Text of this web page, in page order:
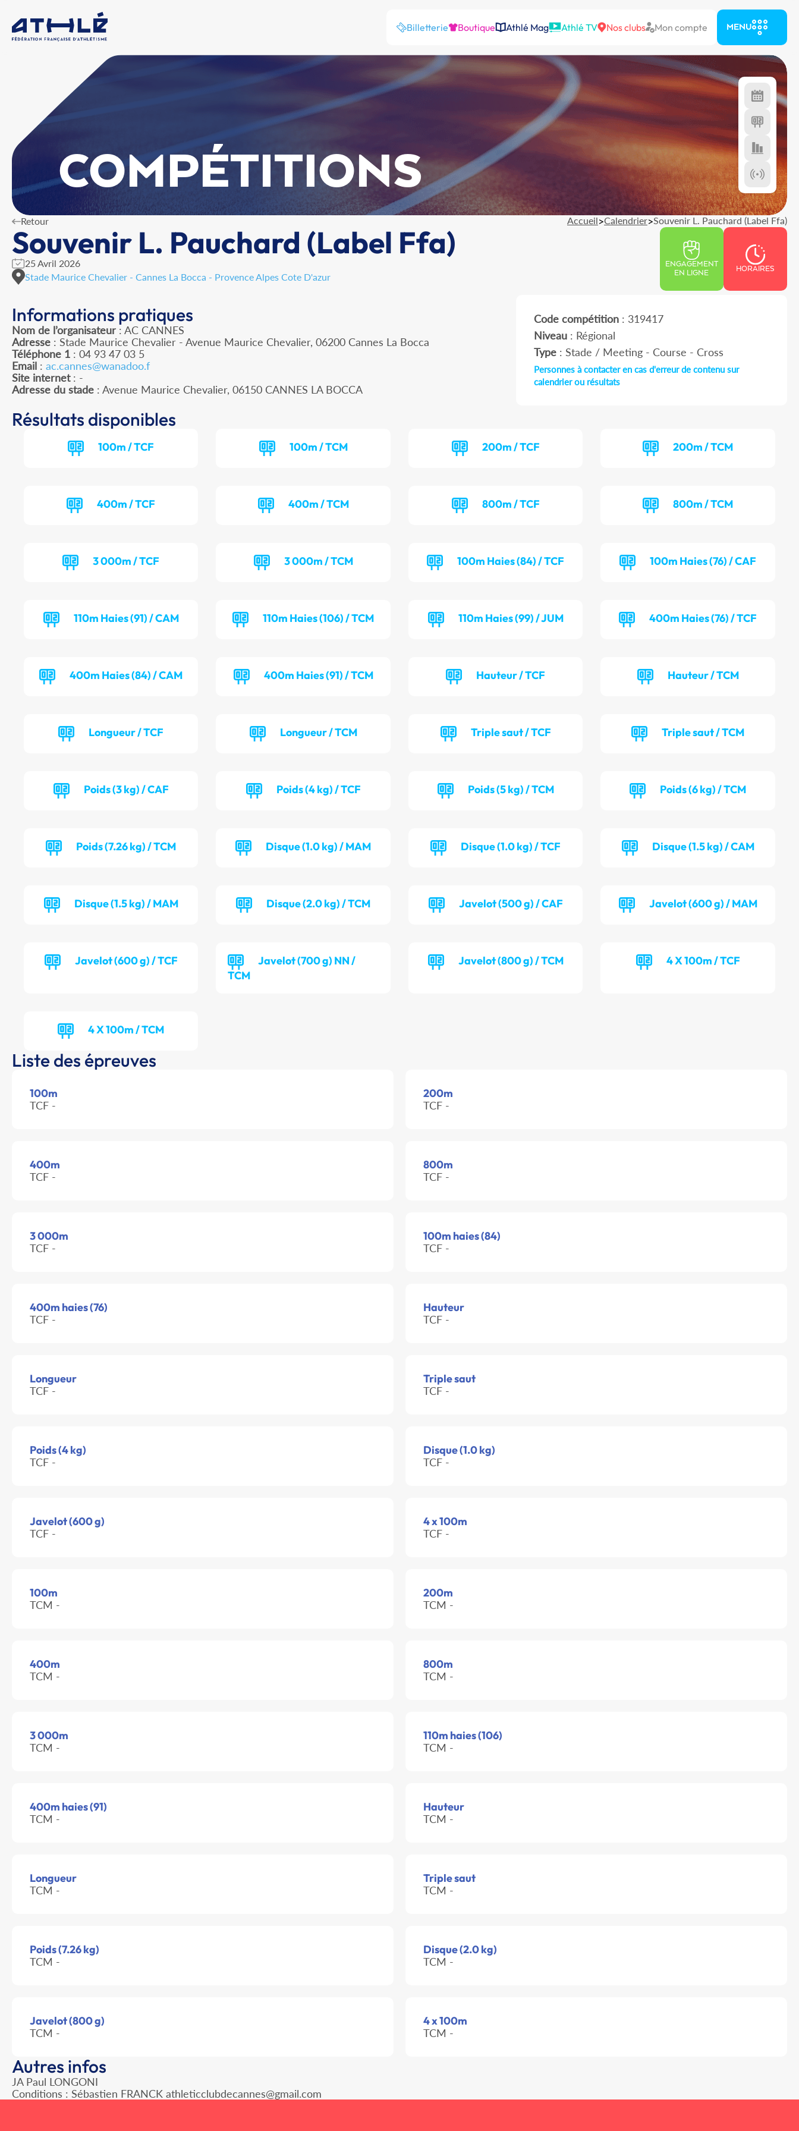
Billetterie Boutique Athlé Mag Athlé TV Nos clubs Mon compte MENU
COMPÉTITIONS
Retour Accueil>Calendrier>Souvenir L. Pauchard (Label Ffa)
Souvenir L. Pauchard (Label Ffa)
25 Avril 2026
Stade Maurice Chevalier - Cannes La Bocca - Provence Alpes Cote D'azur
ENGAGEMENT
EN LIGNE
HORAIRES
Informations pratiques
Nom de l’organisateur : AC CANNES
Adresse : Stade Maurice Chevalier - Avenue Maurice Chevalier, 06200 Cannes La Bocca
Téléphone 1 : 04 93 47 03 5
Email : ac.cannes@wanadoo.f
Site internet: -
Adresse du stade : Avenue Maurice Chevalier, 06150 CANNES LA BOCCA
Code compétition: 319417
Niveau: Régional
Type: Stade / Meeting - Course - Cross
Personnes à contacter en cas d'erreur de contenu sur
calendrier ou résultats
Résultats disponibles
100m / TCF 100m / TCM 200m / TCF 200m / TCM
400m / TCF 400m / TCM 800m / TCF 800m / TCM
3 000m / TCF 3 000m / TCM 100m Haies (84) / TCF 100m Haies (76) / CAF
110m Haies (91) / CAM 110m Haies (106) / TCM 110m Haies (99) / JUM 400m Haies (76) / TCF
400m Haies (84) / CAM 400m Haies (91) / TCM Hauteur / TCF Hauteur / TCM
Longueur / TCF Longueur / TCM Triple saut / TCF Triple saut / TCM
Poids (3 kg) / CAF Poids (4 kg) / TCF Poids (5 kg) / TCM Poids (6 kg) / TCM
Poids (7.26 kg) / TCM Disque (1.0 kg) / MAM Disque (1.0 kg) / TCF Disque (1.5 kg) / CAM
Disque (1.5 kg) / MAM Disque (2.0 kg) / TCM Javelot (500 g) / CAF Javelot (600 g) / MAM
Javelot (600 g) / TCF
Javelot (700 g) NN /
TCM
Javelot (800 g) / TCM 4 X 100m / TCF
4 X 100m / TCM
Liste des épreuves
100m
TCF -
200m
TCF -
400m
TCF -
800m
TCF -
3 000m
TCF -
100m haies (84)
TCF -
400m haies (76)
TCF -
Hauteur
TCF -
Longueur
TCF -
Triple saut
TCF -
Poids (4 kg)
TCF -
Disque (1.0 kg)
TCF -
Javelot (600 g)
TCF -
4 x 100m
TCF -
100m
TCM -
200m
TCM -
400m
TCM -
800m
TCM -
3 000m
TCM -
110m haies (106)
TCM -
400m haies (91)
TCM -
Hauteur
TCM -
Longueur
TCM -
Triple saut
TCM -
Poids (7.26 kg)
TCM -
Disque (2.0 kg)
TCM -
Javelot (800 g)
TCM -
4 x 100m
TCM -
Autres infos
JA Paul LONGONI
Conditions : Sébastien FRANCK athleticclubdecannes@gmail.com